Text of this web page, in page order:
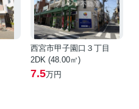
西宮市甲子園口３丁目
2DK (48.00㎡)
7.5万円